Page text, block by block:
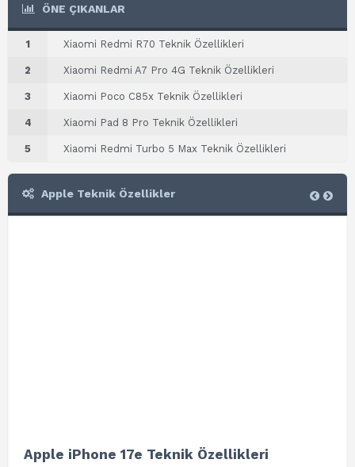
ÖNE ÇIKANLAR
1 Xiaomi Redmi R70 Teknik Özellikleri
2 Xiaomi Redmi A7 Pro 4G Teknik Özellikleri
3 Xiaomi Poco C85x Teknik Özellikleri
4 Xiaomi Pad 8 Pro Teknik Özellikleri
5 Xiaomi Redmi Turbo 5 Max Teknik Özellikleri
Apple Teknik Özellikler
Apple iPhone 17e Teknik Özellikleri